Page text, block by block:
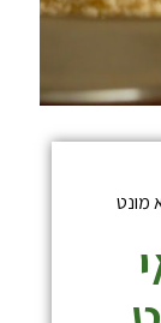
מונט